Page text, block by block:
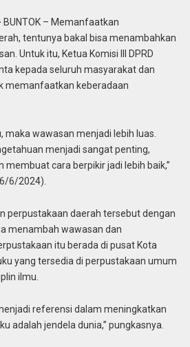
BUNTOK – Memanfaatkan
tentunya bakal bisa menambahkan
Untuk itu, Ketua Komisi lll DPRD
kepada seluruh masyarakat dan
memanfaatkan keberadaan
maka wawasan menjadi lebih luas.
menjadi sangat penting,
membuat cara berpikir jadi lebih baik,”
6/2024).
perpustakaan daerah tersebut dengan
menambah wawasan dan
itu berada di pusat Kota
yang tersedia di perpustakaan umum
ilmu.
referensi dalam meningkatkan
adalah jendela dunia,” pungkasnya.